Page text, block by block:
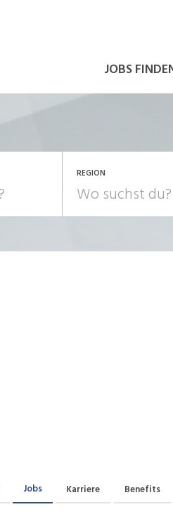
JOBS
REGION
Jobs Karriere Benefits